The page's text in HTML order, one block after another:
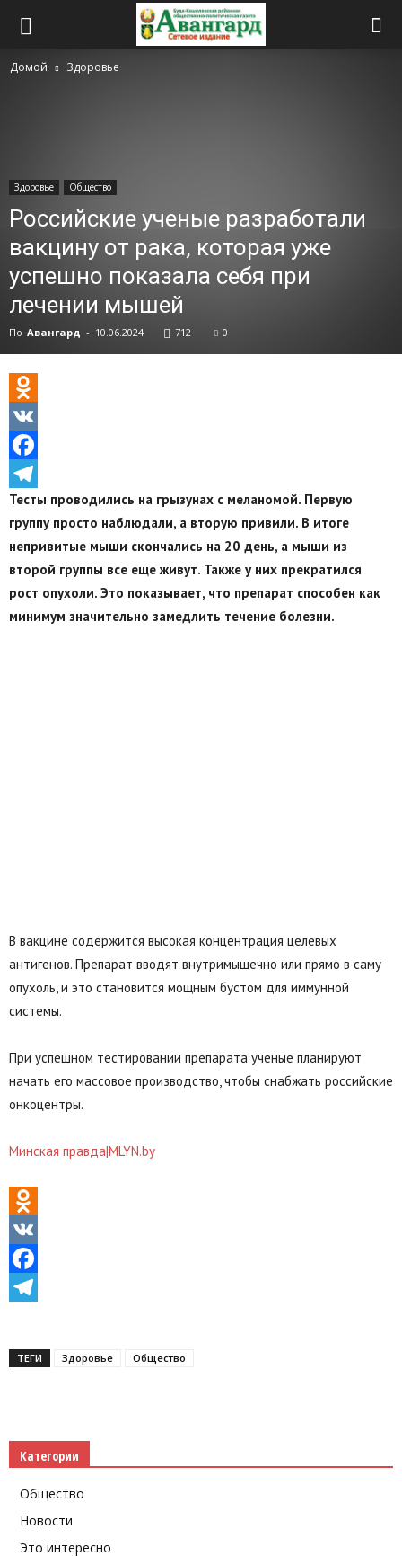
Домой Здоровье
Здоровье Общество
Российские ученые разработали
вакцину от рака, которая уже
успешно показала себя при
лечении мышей
По Авангард - 10.06.2024 712 0
Odnoklassniki
VK
Facebook
Telegram
Тесты проводились на грызунах с меланомой. Первую
группу просто наблюдали, а вторую привили. В итоге
непривитые мыши скончались на 20 день, а мыши из
второй группы все еще живут. Также у них прекратился
рост опухоли. Это показывает, что препарат способен как
минимум значительно замедлить течение болезни.
В вакцине содержится высокая концентрация целевых
антигенов. Препарат вводят внутримышечно или прямо в саму
опухоль, и это становится мощным бустом для иммунной
системы.
При успешном тестировании препарата ученые планируют
начать его массовое производство, чтобы снабжать российские
онкоцентры.
Минская правда|MLYN.by
Odnoklassniki
VK
Facebook
ТЕГИ Здоровье Общество
Категории
Общество
Новости
Это интересно